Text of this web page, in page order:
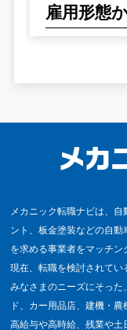
雇用形態
メカニック転職ナビは、
ント、板金塗装などの自
を求める事業者をマッチン
現在、転職を検討されてい
みなさまのニーズにそっ
ド、カー用品店、建機・
高給与や高時給、残業や